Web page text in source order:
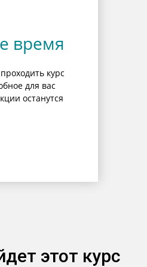
время
курс
для вас
останутся
этот курс